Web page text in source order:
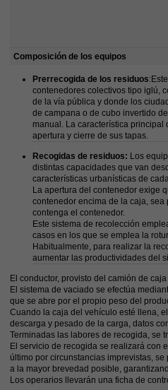
Composición de los equipos
Prerrecogida de los residuos
contenedores colectivos tipo iglú,
de la vía pública y donde los
de campana o de cubo invertido
manual. La característica
apertura y cierre de sus tapas.
Recogidas de residuos: Los
distintas capacidades que van
características urbanísticas de
La apertura del contenedor exige
contenedor encima de la caja,
contenga el contenedor.
Este sistema de recolección
casos en los que se emplea la
Habitualmente, para realizar la
aumentar las productividades del
El conductor, provisto del camión de
El sistema de vaciado se efectúa
que se abre por el propio peso del
Cuando la caja del vehículo esté llena,
descarga y pesado de la carga, datos
Terminadas las labores de recogida, se
El servicio de recogida se realizará con
último por circunstancias imprevistas,
a la mayor brevedad posible,
Los operarios llevarán una ficha de